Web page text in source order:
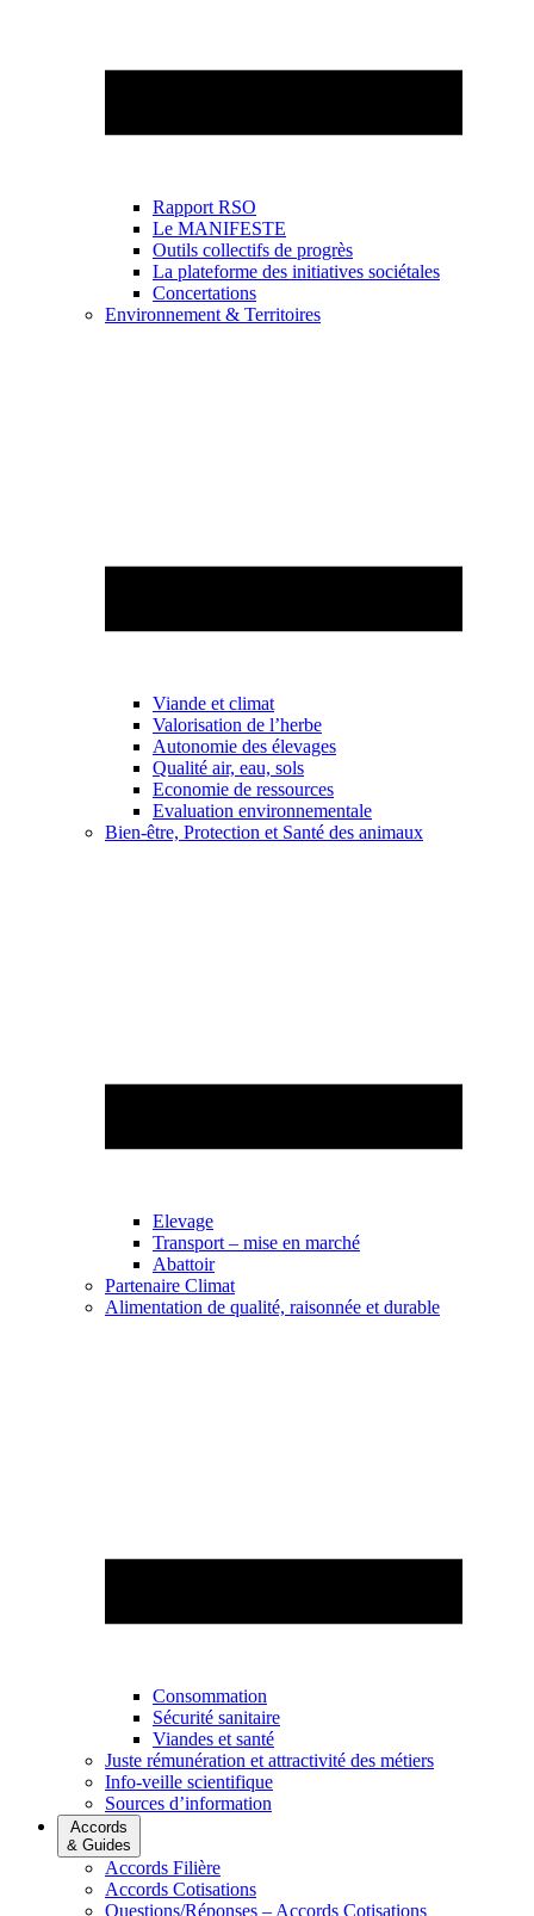
Rapport RSO
Le MANIFESTE
Outils collectifs de progrès
La plateforme des initiatives sociétales
Concertations
Environnement & Territoires
Viande et climat
Valorisation de l’herbe
Autonomie des élevages
Qualité air, eau, sols
Economie de ressources
Evaluation environnementale
Bien-être, Protection et Santé des animaux
Elevage
Transport – mise en marché
Abattoir
Partenaire Climat
Alimentation de qualité, raisonnée et durable
Consommation
Sécurité sanitaire
Viandes et santé
Juste rémunération et attractivité des métiers
Info-veille scientifique
Sources d’information
Accords
& Guides
Accords Filière
Accords Cotisations
Questions/Réponses – Accords Cotisations